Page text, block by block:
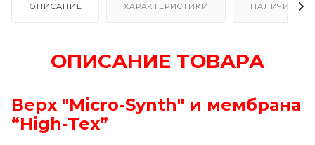
ОПИСАНИЕ ХАРАКТЕРИСТИКИ НАЛИЧИЕ
ОПИСАНИЕ ТОВАРА
Верх "Micro-Synth" и мембрана
“High-Tex”